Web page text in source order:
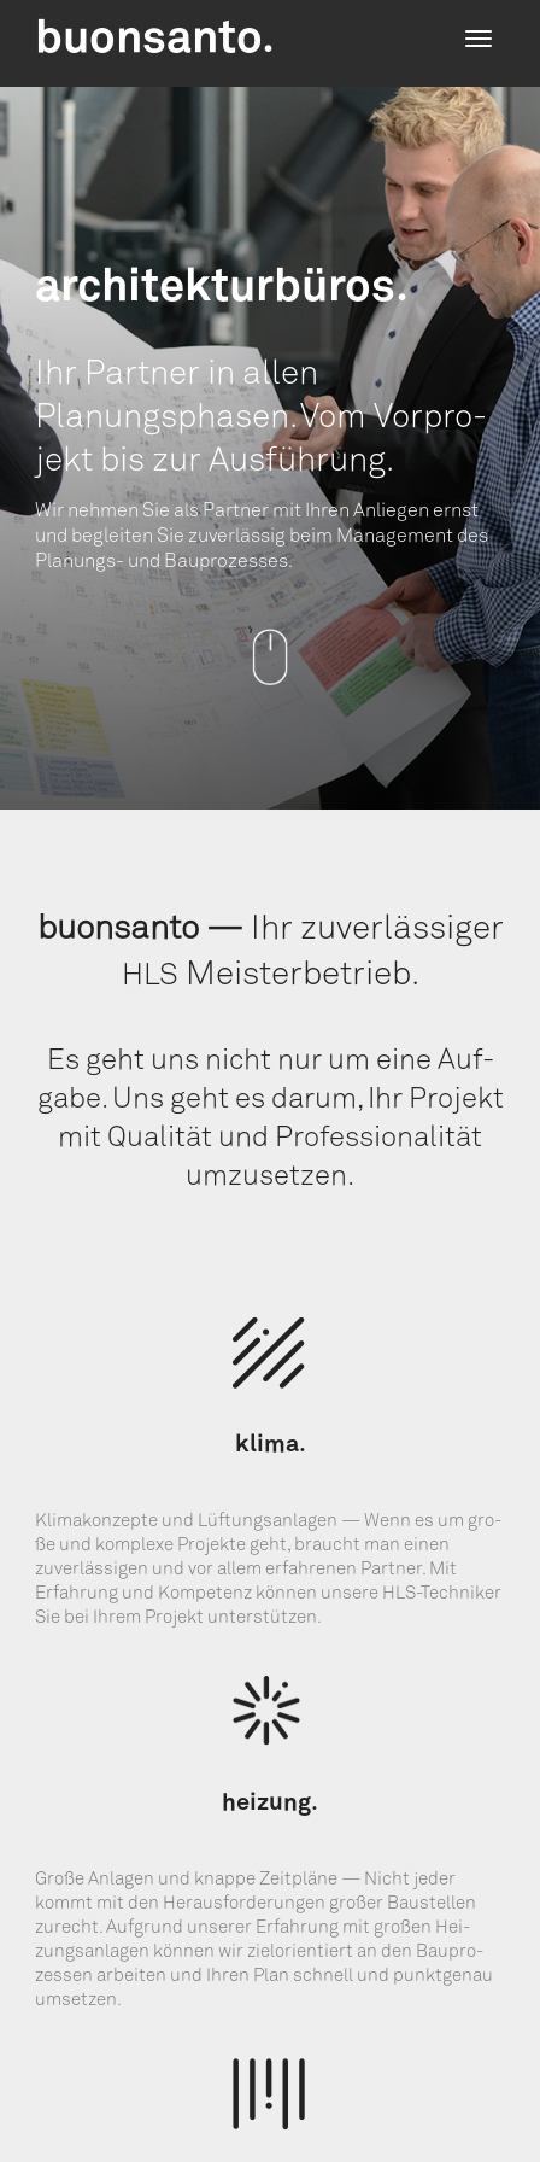
buonsanto.
archi­tek­tur­bü­ros.
Ihr Part­ner in allen
Planungsphasen.Vom Vor­pro­
jekt bis zur Ausführung.
Wir neh­men Sie als Part­ner mit Ihren Anliegen ernst
und beglei­ten Sie zuver­läs­sig beim Management des
Pla­nungs- und Bauprozesses.
buons­an­to — Ihr zuver­läs­si­ger
HLS Meisterbetrieb.
Es geht uns nicht nur um eine Auf­
ga­be. Uns geht es dar­um, Ihr Pro­jekt
mit Qua­li­tät und Pro­fes­sio­na­li­tät
umzusetzen.
kli­ma.
Kli­ma­kon­zep­te und Lüf­tungs­an­la­gen — Wenn es um gro­
ße und kom­ple­xe Pro­jek­te geht, braucht man einen
zuver­läs­si­gen und vor allem erfah­re­nen Part­ner. Mit
Erfah­rung und Kom­pe­tenz kön­nen unse­re HLS-Tech­ni­ker
Sie bei Ihrem Pro­jekt unterstützen.
hei­zung.
Gro­ße Anla­gen und knap­pe Zeit­plä­ne — Nicht jeder
kommt mit den Her­aus­for­de­run­gen gro­ßer Bau­stel­len
zurecht. Auf­grund unse­rer Erfah­rung mit gro­ßen Hei­
zungs­an­la­gen kön­nen wir ziel­ori­en­tiert an den Bau­pro­
zes­sen arbei­ten und Ihren Plan schnell und punkt­ge­nau
umsetzen.